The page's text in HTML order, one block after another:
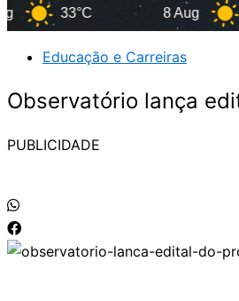
33°C 8 Aug 33°C
Educação e Carreiras
Observatório lança
PUBLICIDADE